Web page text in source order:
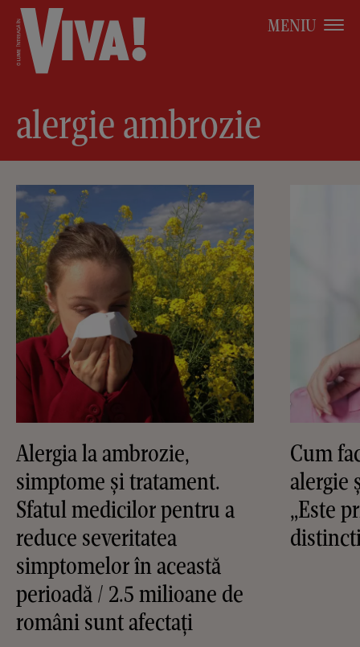
MENIU
alergie ambrozie
Alergia la ambrozie,
simptome și tratament.
Sfatul medicilor pentru a
reduce severitatea
simptomelor în această
perioadă / 2.5 milioane de
români sunt afectați
Cum
alergie
„Este